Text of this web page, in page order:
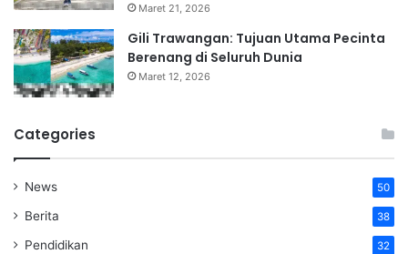
Maret 21, 2026
Gili Trawangan: Tujuan Utama Pecinta
Berenang di Seluruh Dunia
Maret 12, 2026
Categories
News 50
Berita 38
Pendidikan 32